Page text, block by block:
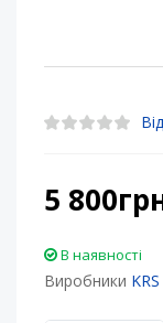
5
В наявності
Виробники KRS